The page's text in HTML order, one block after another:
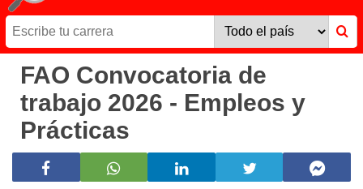
FAO Convocatoria de
trabajo 2026 - Empleos y
Prácticas